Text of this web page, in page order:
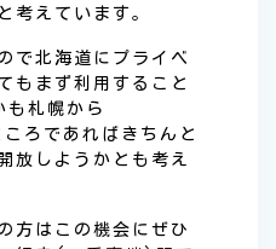
考えています。
で北海道にプライベ
もまず利用すること
札幌から
ろであればきちんと
放しようかとも考え
方はこの機会にぜひ